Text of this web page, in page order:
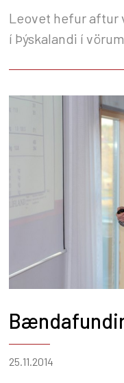
Leovet hefur aftur
í Þýskalandi í
25.11.2014